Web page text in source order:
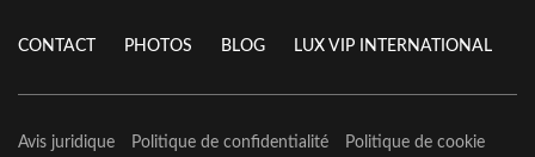
CONTACT PHOTOS BLOG LUX VIP INTERNATIONAL
Avis juridique Politique de confidentialité
Politique de cookie